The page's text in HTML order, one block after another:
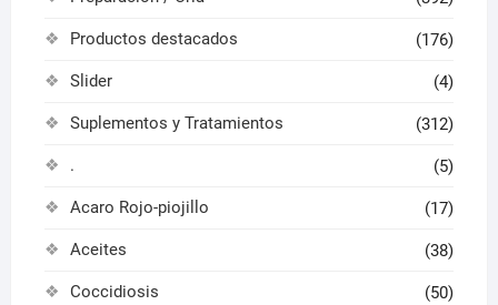
Productos destacados (176)
Slider (4)
Suplementos y Tratamientos (312)
. (5)
Acaro Rojo-piojillo (17)
Aceites (38)
Coccidiosis (50)